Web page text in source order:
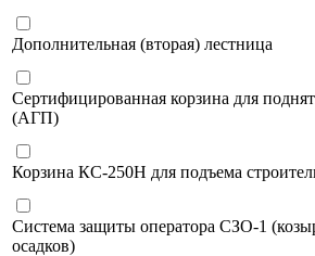
Дополнительная (вторая) лестница
Сертифицированная корзина для
(АГП)
Корзина КС-250Н для подъема
Система защиты оператора СЗО-1
осадков)